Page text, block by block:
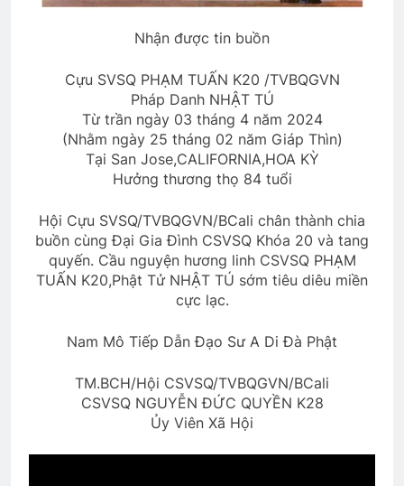
3 Years Ago
The Silent Night
3 Years Ago
CÓ MỘT TÌNH YÊU ĐẸP NHƯ SON
3 Years Ago
MÙA XUÂN ĐANG VỀ
3 Years Ago
Cánh Thiệp Đầu Xuân
2 Years Ago
CHÂN QUÊ
Nhớ ĐỒI BẮC
Nhận được tin buồn
Cựu SVSQ PHẠM TUẤN K20 /TVBQGVN
Pháp Danh NHẬT TÚ
Từ trần ngày 03 tháng 4 năm 2024
(Nhằm ngày 25 tháng 02 năm Giáp Thìn)
Tại San Jose,CALIFORNIA,HOA KỲ
Hưởng thương thọ 84 tuổi
Hội Cựu SVSQ/TVBQGVN/BCali chân thành chia
buồn cùng Đại Gia Đình CSVSQ Khóa 20 và tang
quyến. Cầu nguyện hương linh CSVSQ PHẠM
TUẤN K20,Phật Tử NHẬT TÚ sớm tiêu diêu miền
cực lạc.
Nam Mô Tiếp Dẫn Đạo Sư A Di Đà Phật
TM.BCH/Hội CSVSQ/TVBQGVN/BCali
CSVSQ NGUYỄN ĐỨC QUYỀN K28
Ủy Viên Xã Hội